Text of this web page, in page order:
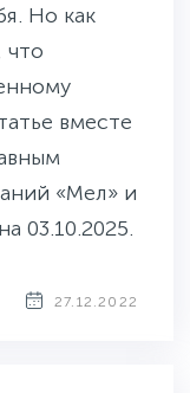
Но как
что
вместе
«Мел» и
03.10.2025.
27.12.2022